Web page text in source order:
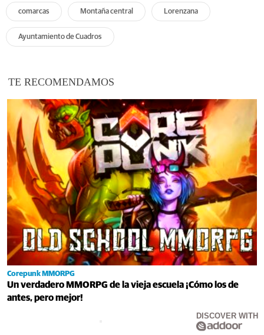
comarcas Montaña central Lorenzana
Ayuntamiento de Cuadros
TE RECOMENDAMOS
Corepunk MMORPG
Un verdadero MMORPG de la vieja escuela ¡Cómo los de
antes, pero mejor!
DISCOVER WITH